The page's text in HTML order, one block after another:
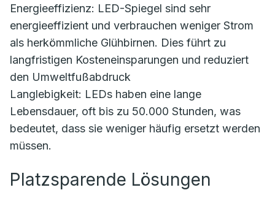
Energieeffizienz: LED-Spiegel sind sehr
energieeffizient und verbrauchen weniger Strom
als herkömmliche Glühbirnen. Dies führt zu
langfristigen Kosteneinsparungen und reduziert
den Umweltfußabdruck
Langlebigkeit: LEDs haben eine lange
Lebensdauer, oft bis zu 50.000 Stunden, was
bedeutet, dass sie weniger häufig ersetzt werden
müssen.
Platzsparende Lösungen